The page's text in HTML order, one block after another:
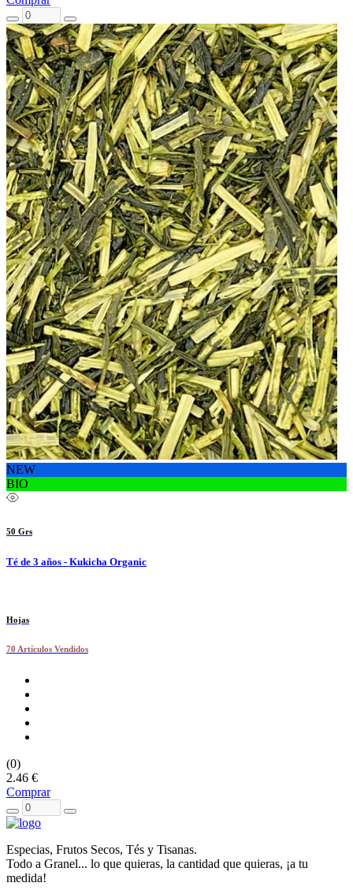
NEW
BIO
50 Grs
Té de 3 años - Kukicha Organic
Hojas
70 Artículos Vendidos
(0)
2.46 €
Comprar
Especias, Frutos Secos, Tés y Tisanas.
Todo a Granel... lo que quieras, la cantidad que quieras, ¡a tu
medida!